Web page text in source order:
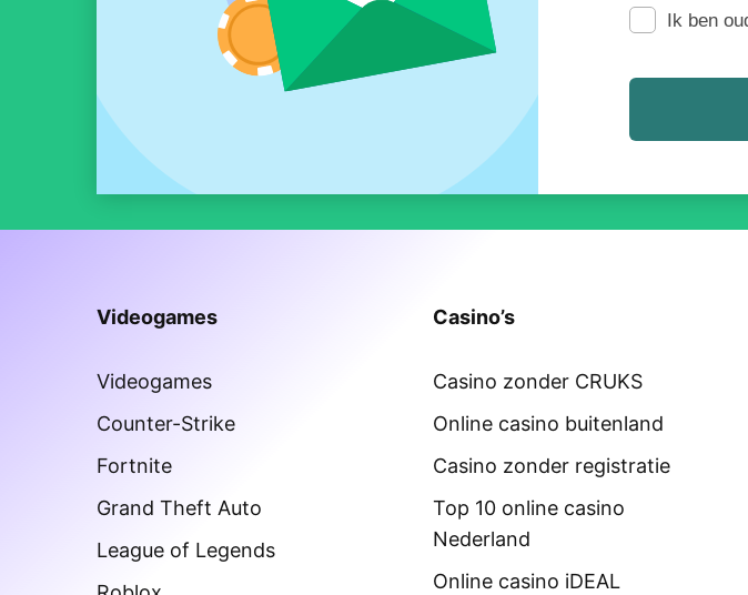
Ik ben
Videogames
Videogames
Counter-Strike
Fortnite
Grand Theft Auto
League of Legends
Casino’s
Casino zonder CRUKS
Online casino buitenland
Casino zonder registratie
Top 10 online casino
Nederland
Online casino iDEAL